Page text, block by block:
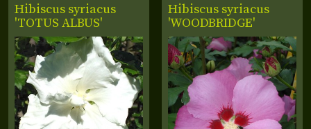
Hibiscus syriacus
'TOTUS ALBUS'
Hibiscus syriacus
'WOODBRIDGE'